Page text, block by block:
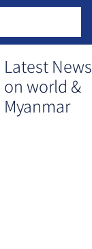
Latest News
on world &
Myanmar